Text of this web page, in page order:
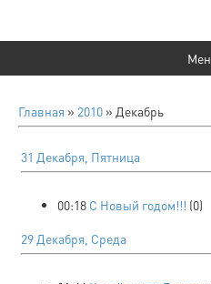
Главная » 2010 » Декабрь
31 Декабря, Пятница
00:18 С Новый годом!!! (0)
29 Декабря, Среда